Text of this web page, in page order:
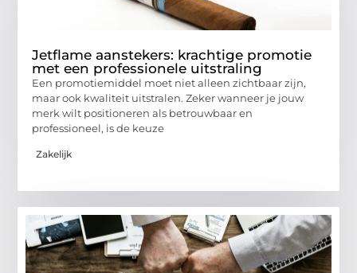
Jetflame aanstekers: krachtige promotie
met een professionele uitstraling
Een promotiemiddel moet niet alleen zichtbaar zijn,
maar ook kwaliteit uitstralen. Zeker wanneer je jouw
merk wilt positioneren als betrouwbaar en
professioneel, is de keuze
Zakelijk